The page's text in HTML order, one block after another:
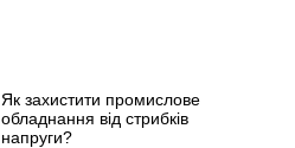
Як захистити промислове
обладнання від стрибків
напруги?